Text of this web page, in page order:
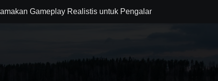
Gameplay Realistis untuk Pengalaman Bermain yang
Combat agar Setiap Pertarungan Terasa Lebih Responsif
Penggemar FPS dengan Dunia Medieval yang Lebih
yang Seimbang untuk Bertahan dan Menyerang Boss